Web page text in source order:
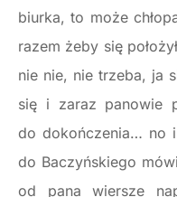
biurka, to może
razem żeby się
nie nie, nie trzeba, ja
się i zaraz panowie
do dokończenia… no
do Baczyńskiego
od pana wiersze